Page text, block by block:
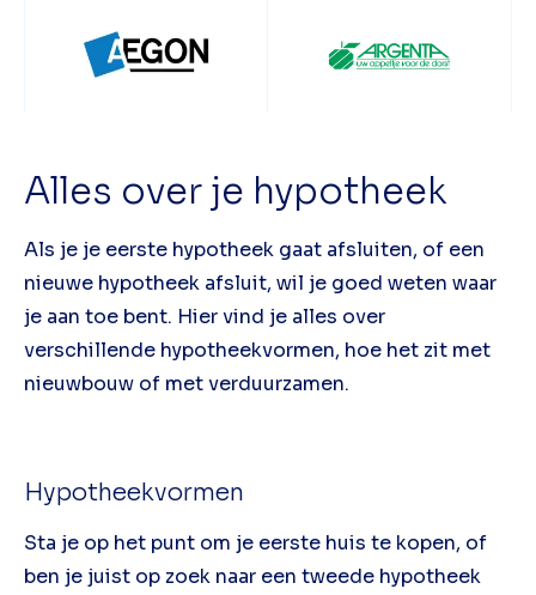
Alles over je hypotheek
Als je je eerste hypotheek gaat afsluiten, of een
nieuwe hypotheek afsluit, wil je goed weten waar
je aan toe bent. Hier vind je alles over
verschillende hypotheekvormen, hoe het zit met
nieuwbouw of met verduurzamen.
Hypotheekvormen
Sta je op het punt om je eerste huis te kopen, of
ben je juist op zoek naar een tweede hypotheek